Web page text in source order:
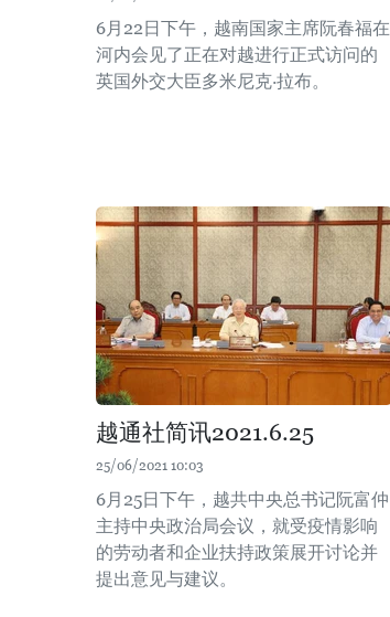
6月22日下午，越南国家主席阮春福在
河内会见了正在对越进行正式访问的
英国外交大臣多米尼克·拉布。
越通社简讯2021.6.25
25/06/2021 10:03
6月25日下午，越共中央总书记阮富仲
主持中央政治局会议，就受疫情影响
的劳动者和企业扶持政策展开讨论并
提出意见与建议。